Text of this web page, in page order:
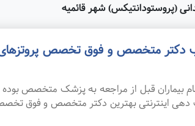
(پروستودانتیکس) شهر قائمیه
دکتر متخصص و فوق تخصص پروتزهای
بیماران قبل از مراجعه به پزشک متخصص
دهی اینترنتی بهترین دکتر متخصص و فوق